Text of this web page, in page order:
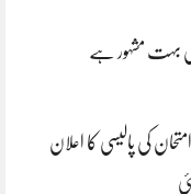
کی پالیسی کا اعلان